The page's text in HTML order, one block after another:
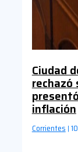
Ciudad
rechazó
inflación
Corrientes |